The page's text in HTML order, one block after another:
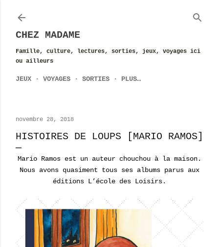
CHEZ MADAME
Famille, culture, lectures, sorties, jeux, voyages ici
ou ailleurs
JEUX VOYAGES SORTIES PLUS…
novembre 28, 2018
HISTOIRES DE LOUPS [MARIO RAMOS]
Mario Ramos est un auteur chouchou à la maison.
Nous avons quasiment tous ses albums parus aux
éditions L’école des Loisirs.